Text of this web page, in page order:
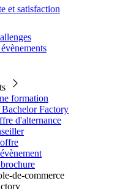
et satisfaction
formation
Factory
d'alternance